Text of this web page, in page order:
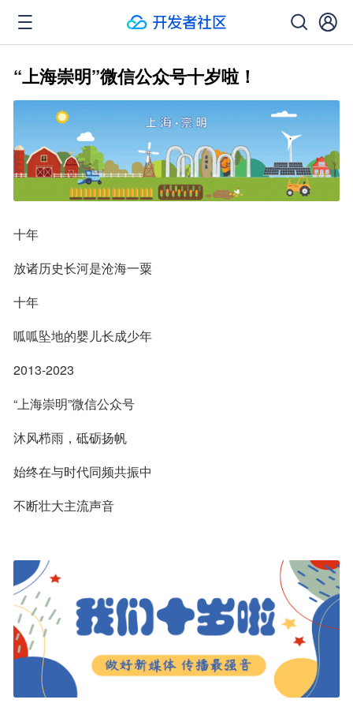
“上海崇明”微信公众号十岁啦！
十年
放诸历史长河是沧海一粟
十年
呱呱坠地的婴儿长成少年
2013-2023
“上海崇明”微信公众号
沐风栉雨，砥砺扬帆
始终在与时代同频共振中
不断壮大主流声音